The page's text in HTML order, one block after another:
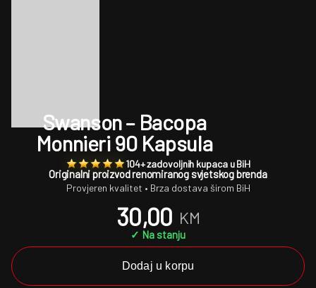
Swanson – Bacopa
Monnieri 90 Kapsula
104+ zadovoljnih kupaca u BiH
Originalni proizvod renomiranog svjetskog brenda
Provjeren kvalitet • Brza dostava širom BiH
30,00 KM
✓ Na stanju
Dodaj u korpu